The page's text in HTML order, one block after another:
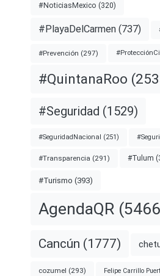
#NoticiasMexico (320)
#PlayaDelCarmen (737)
#Prevención (297)
#QuintanaRoo
#Seguridad (1529)
#SeguridadNacional (251)
#Transparencia (291) #Tulum
#Turismo (393)
AgendaQR
Cancún (1777)
cozumel (293) Felipe Carrillo